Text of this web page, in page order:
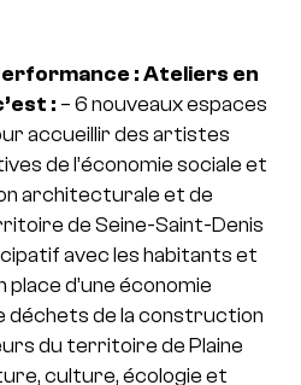
: Ateliers en
: – 6 nouveaux espaces
accueillir des artistes
de l’économie sociale et
architecturale et de
de Seine-Saint-Denis
avec les habitants et
place d’une économie
déchets de la construction
du territoire de Plaine
culture, écologie et